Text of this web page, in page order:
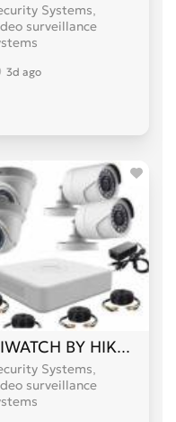
Systems,
surveillance
3d ago
BY
Systems,
surveillance